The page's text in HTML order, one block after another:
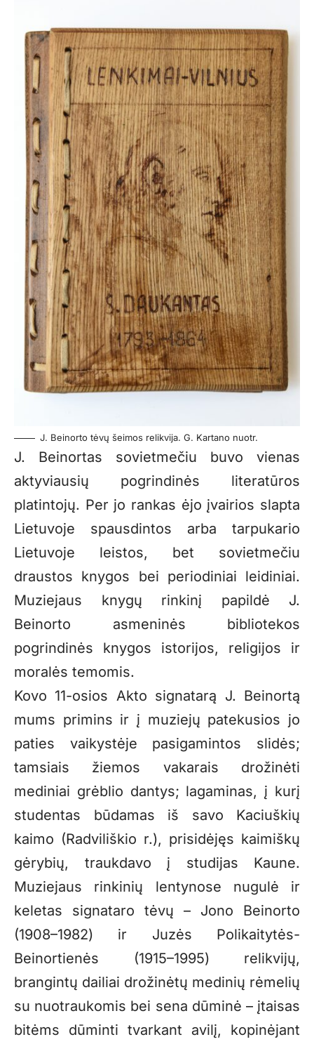
J. Beinorto tėvų šeimos relikvija. G. Kartano nuotr.
J. Beinortas sovietmečiu buvo vienas
aktyviausių pogrindinės literatūros
platintojų. Per jo rankas ėjo įvairios slapta
Lietuvoje spausdintos arba tarpukario
Lietuvoje leistos, bet sovietmečiu
draustos knygos bei periodiniai leidiniai.
Muziejaus knygų rinkinį papildė J.
Beinorto asmeninės bibliotekos
pogrindinės knygos istorijos, religijos ir
moralės temomis.
Kovo 11-osios Akto signatarą J. Beinortą
mums primins ir į muziejų patekusios jo
paties vaikystėje pasigamintos slidės;
tamsiais žiemos vakarais drožinėti
mediniai grėblio dantys; lagaminas, į kurį
studentas būdamas iš savo Kaciuškių
kaimo (Radviliškio r.), prisidėjęs kaimiškų
gėrybių, traukdavo į studijas Kaune.
Muziejaus rinkinių lentynose nugulė ir
keletas signataro tėvų – Jono Beinorto
(1908–1982) ir Juzės Polikaitytės-
Beinortienės (1915–1995) relikvijų,
brangintų dailiai drožinėtų medinių rėmelių
su nuotraukomis bei sena dūminė – įtaisas
bitėms dūminti tvarkant avilį, kopinėjant